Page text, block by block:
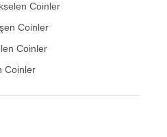
Coinler
Coinler
Coinler
Coinler